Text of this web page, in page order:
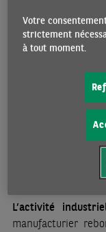
Croissance atone.
trimestre,
des ménages, le
consommation
avril à 0,8% a/a
harmonisé, en
l’énergie (-
l’industrie ont
L’activité
manufacturier
Votre
strictement
à tout moment.